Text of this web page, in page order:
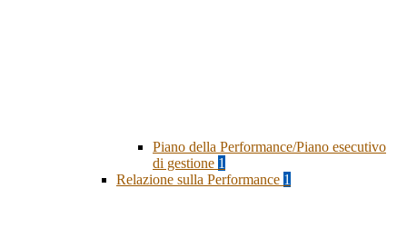
Piano della Performance/Piano esecutivo
di gestione 1
Relazione sulla Performance 1